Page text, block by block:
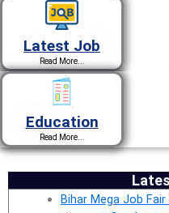
Latest Job
Read More...
Education
Read More...
Bihar Mega Job Fair